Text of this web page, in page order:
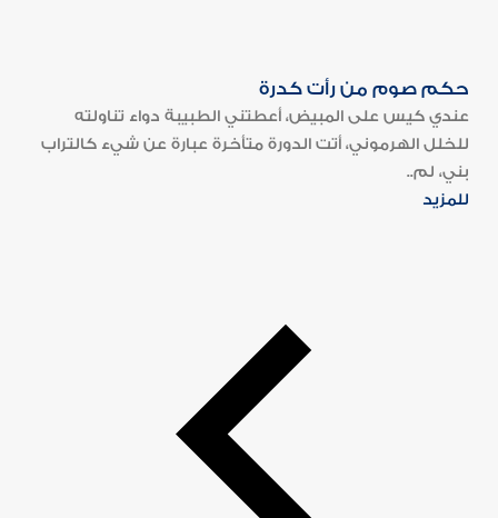
حكم صوم من رأت كدرة
عندي كيس على المبيض، أعطتني الطبيبة دواء تناولته
للخلل الهرموني، أتت الدورة متأخرة عبارة عن شيء كالتراب
بني، لم..
للمزيد